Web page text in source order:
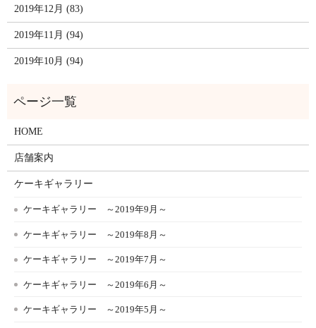
2019年12月 (83)
2019年11月 (94)
2019年10月 (94)
HOME
店舗案内
ケーキギャラリー
ケーキギャラリー ～2019年9月～
ケーキギャラリー ～2019年8月～
ケーキギャラリー ～2019年7月～
ケーキギャラリー ～2019年6月～
ケーキギャラリー ～2019年5月～